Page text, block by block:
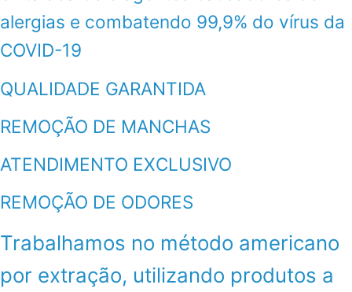
alergias e combatendo 99,9% do vírus da
COVID-19
QUALIDADE GARANTIDA
REMOÇÃO DE MANCHAS
ATENDIMENTO EXCLUSIVO
REMOÇÃO DE ODORES
Trabalhamos no método americano
por extração, utilizando produtos a